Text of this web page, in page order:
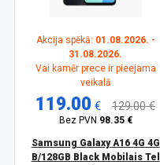
Akcija spēkā: 01.08.2026. -
31.08.2026.
Vai kamēr prece ir pieejama
veikalā
119.00 € 129.00 €
Bez PVN 98.35 €
Samsung Galaxy A16 4G 4G
B/128GB Black Mobilais Tel